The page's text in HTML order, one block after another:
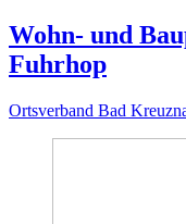
Wohn- und
Fuhrhop
Ortsverband Bad